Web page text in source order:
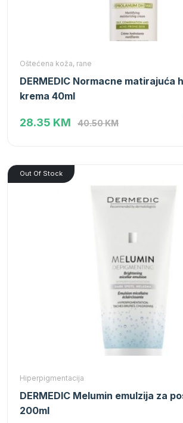
Oštećena koža, rane
DERMEDIC Normacne matirajuća
krema 40ml
28.35 KM 40.50 KM
Out Of Stock
Hiperpigmentacija
DERMEDIC Melumin emulzija za
200ml